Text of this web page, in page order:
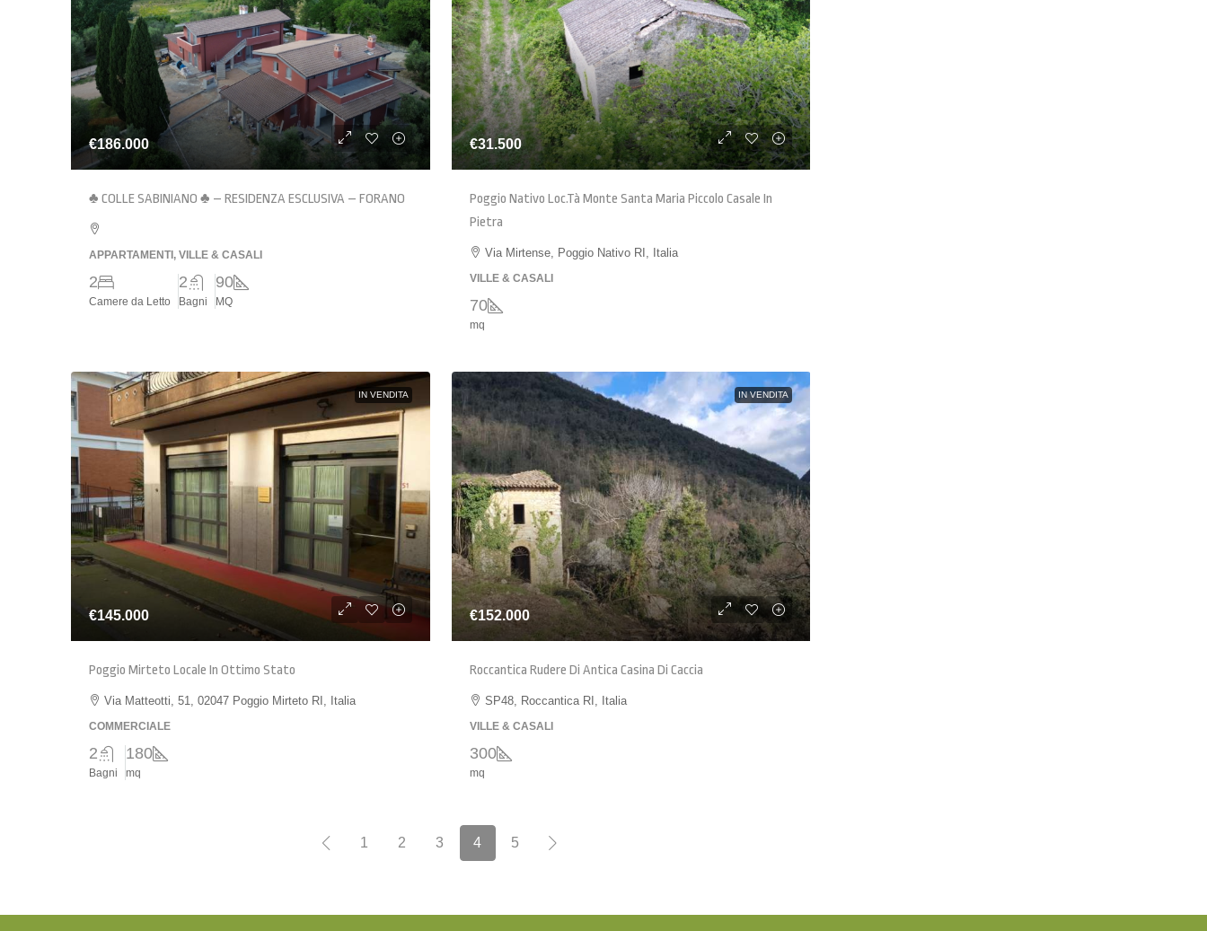
€186.000
♣ COLLE SABINIANO ♣ – RESIDENZA ESCLUSIVA – FORANO
APPARTAMENTI, VILLE & CASALI
2
Camere da Letto
2
Bagni
90
MQ
€31.500
Poggio Nativo Loc.tà Monte Santa Maria Piccolo Casale In
Pietra
Via Mirtense, Poggio Nativo RI, Italia
VILLE & CASALI
70
mq
IN VENDITA
€145.000
Poggio Mirteto Locale In Ottimo Stato
Via Matteotti, 51, 02047 Poggio Mirteto RI, Italia
COMMERCIALE
2
Bagni
180
mq
IN VENDITA
€152.000
Roccantica Rudere Di Antica Casina Di Caccia
SP48, Roccantica RI, Italia
VILLE & CASALI
300
mq
1 2 3 4 5